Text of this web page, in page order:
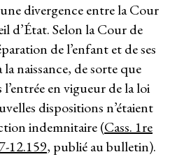
une divergence entre la Cour
d’État. Selon la Cour de
de l’enfant et de ses
naissance, de sorte que
en vigueur de la loi
dispositions n’étaient
indemnitaire (Cass. 1re
12.159, publié au bulletin).